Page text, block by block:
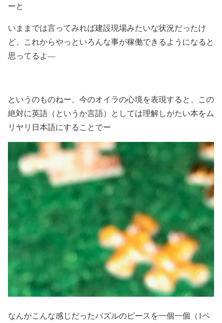
ーと
いままでは言ってみれば建設現場みたいな状況だったけ
ど、これからやっといろんな事が稼働できるようになると
思ってるよ—
というのものねー、今のオイラの心境を表現すると、この
絶対に英語（というか言語）としては理解しがたい本をム
リヤリ日本語にすることでー
なんかこんな感じだったパズルのピースを一個一個（1ペ